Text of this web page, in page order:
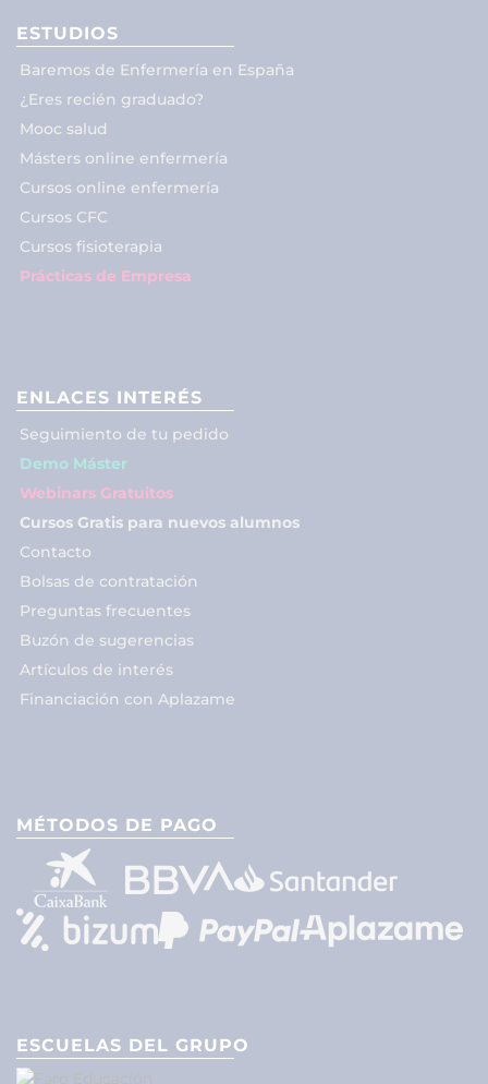
ESTUDIOS
Baremos de Enfermería en España
¿Eres recién graduado?
Mooc salud
Másters online enfermería
Cursos online enfermería
Cursos CFC
Cursos fisioterapia
Prácticas de Empresa
ENLACES INTERÉS
Seguimiento de tu pedido
Demo Máster
Webinars Gratuitos
Cursos Gratis para nuevos alumnos
Contacto
Bolsas de contratación
Preguntas frecuentes
Buzón de sugerencias
Artículos de interés
Financiación con Aplazame
MÉTODOS DE PAGO
ESCUELAS DEL GRUPO